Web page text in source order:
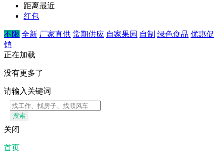
距离最近
红包
不限 全新 厂家直供 常期供应 自家果园 自制 绿色食品 优惠促
销
正在加载
没有更多了
请输入关键词
搜索
关闭
首页